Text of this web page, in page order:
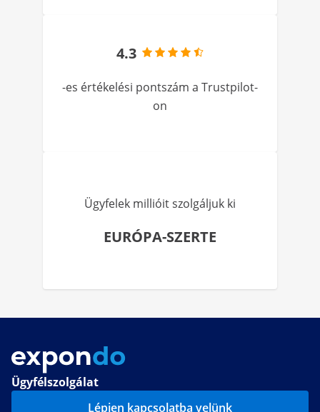
4.3
-es értékelési pontszám a Trustpilot-
on
Ügyfelek millióit szolgáljuk ki
EURÓPA-SZERTE
Ügyfélszolgálat
Lépjen kapcsolatba velünk